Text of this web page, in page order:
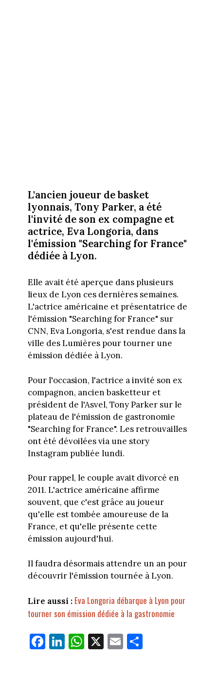
L'ancien joueur de basket
lyonnais, Tony Parker, a été
l'invité de son ex compagne et
actrice, Eva Longoria, dans
l'émission "Searching for France"
dédiée à Lyon.
Elle avait été aperçue dans plusieurs
lieux de Lyon ces dernières semaines.
L'actrice américaine et présentatrice de
l'émission "Searching for France" sur
CNN, Eva Longoria, s'est rendue dans la
ville des Lumières pour tourner une
émission dédiée à Lyon.
Pour l'occasion, l'actrice a invité son ex
compagnon, ancien basketteur et
président de l'Asvel, Tony Parker sur le
plateau de l'émission de gastronomie
"Searching for France". Les retrouvailles
ont été dévoilées via une story
Instagram publiée lundi.
Pour rappel, le couple avait divorcé en
2011. L'actrice américaine affirme
souvent, que c'est grâce au joueur
qu'elle est tombée amoureuse de la
France, et qu'elle présente cette
émission aujourd'hui.
Il faudra désormais attendre un an pour
découvrir l'émission tournée à Lyon.
Lire aussi : Eva Longoria débarque à Lyon pour
tourner son émission dédiée à la gastronomie
Fa
ce
Li
nk
W
ha
X E
m
Pa
rt